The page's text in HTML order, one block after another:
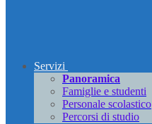
Servizi
Panoramica
Famiglie e studenti
Personale scolastico
Percorsi di studio